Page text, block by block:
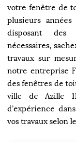
votre fenêtre de
plusieurs
disposant des
nécessaires,
travaux sur
notre entreprise
des fenêtres de
ville de Azille
d’expérience
vos travaux selon